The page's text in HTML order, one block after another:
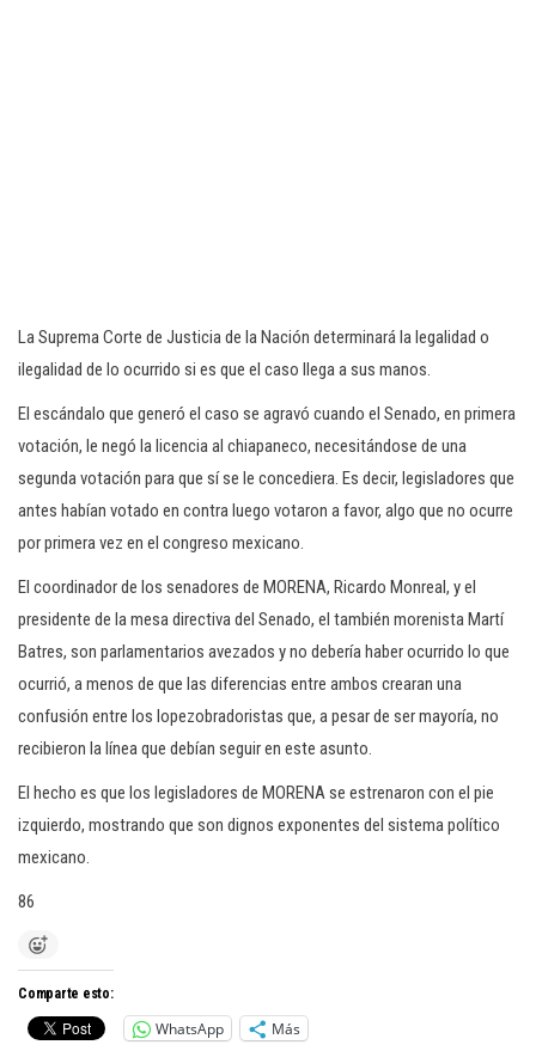
La Suprema Corte de Justicia de la Nación determinará la legalidad o
ilegalidad de lo ocurrido si es que el caso llega a sus manos.
El escándalo que generó el caso se agravó cuando el Senado, en primera
votación, le negó la licencia al chiapaneco, necesitándose de una
segunda votación para que sí se le concediera. Es decir, legisladores que
antes habían votado en contra luego votaron a favor, algo que no ocurre
por primera vez en el congreso mexicano.
El coordinador de los senadores de MORENA, Ricardo Monreal, y el
presidente de la mesa directiva del Senado, el también morenista Martí
Batres, son parlamentarios avezados y no debería haber ocurrido lo que
ocurrió, a menos de que las diferencias entre ambos crearan una
confusión entre los lopezobradoristas que, a pesar de ser mayoría, no
recibieron la línea que debían seguir en este asunto.
El hecho es que los legisladores de MORENA se estrenaron con el pie
izquierdo, mostrando que son dignos exponentes del sistema político
mexicano.
86
Comparte esto:
WhatsApp Más